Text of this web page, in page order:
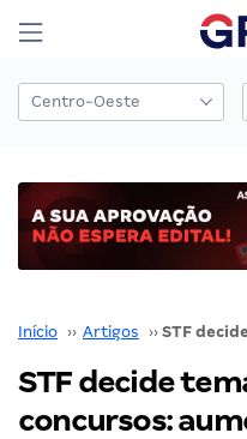
Início ›› Artigos ››
STF decide
concursos: